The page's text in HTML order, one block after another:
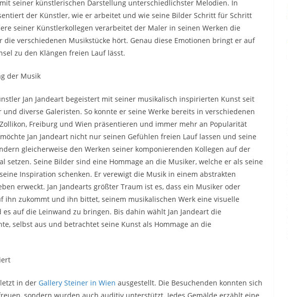
seiner künstlerischen Darstellung unterschiedlichster Melodien. In
der Künstler, wie er arbeitet und wie seine Bilder Schritt für Schritt
seiner Künstlerkollegen verarbeitet der Maler in seinen Werken die
die verschiedenen Musikstücke hört. Genau diese Emotionen bringt er auf
zu den Klängen freien Lauf lässt.
der Musik
Jan Jandeart begeistert mit seiner musikalisch inspirierten Kunst seit
diverse Galeristen. So konnte er seine Werke bereits in verschiedenen
Freiburg und Wien präsentieren und immer mehr an Popularität
Jan Jandeart nicht nur seinen Gefühlen freien Lauf lassen und seine
gleicherweise den Werken seiner komponierenden Kollegen auf der
setzen. Seine Bilder sind eine Hommage an die Musiker, welche er als seine
Inspiration schenken. Er verewigt die Musik in einem abstrakten
erweckt. Jan Jandearts größter Traum ist es, dass ein Musiker oder
ihn zukommt und ihn bittet, seinem musikalischen Werk eine visuelle
auf die Leinwand zu bringen. Bis dahin wählt Jan Jandeart die
selbst aus und betrachtet seine Kunst als Hommage an die
in der Gallery Steiner in Wien ausgestellt. Die Besuchenden konnten sich